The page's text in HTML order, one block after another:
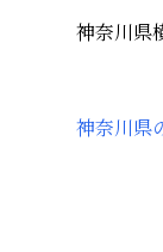
神奈川県
神奈川県